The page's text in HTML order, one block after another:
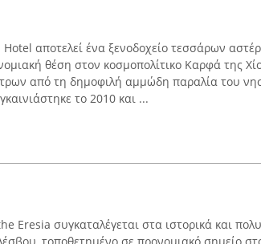
αποτελεί ένα ξενοδοχείο τεσσάρων
θέση στον κοσμοπολίτικο Καρφά της
από τη δημοφιλή αμμώδη παραλία του
το 2010 και ...
Eresia συγκαταλέγεται στα ιστορικά και